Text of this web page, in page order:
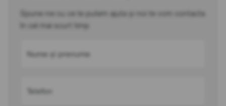
Spune-ne cu ce te putem ajuta și noi te vom contacta
în cel mai scurt timp
Nume și prenume
Telefon